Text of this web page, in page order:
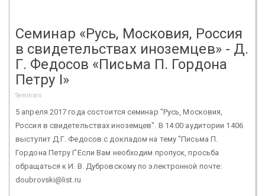
Семинар «Русь, Московия, Россия
в свидетельствах иноземцев» - Д.
Г. Федосов «Письма П. Гордона
Петру I»
Seminars
5 апреля 2017 года состоится семинар "Русь, Московия,
Россия в свидетельствах иноземцев". В 14:00 аудитории 1406
выступит Д.Г. Федосов с докладом на тему "Письма П.
Гордона Петру I"Если Вам необходим пропуск, просьба
обращаться к И. В. Дубровскому по электронной почте:
doubrovski@list.ru